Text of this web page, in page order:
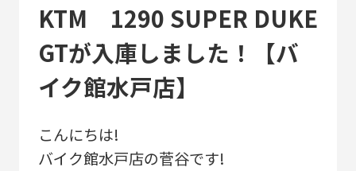
KTM 1290 SUPER DUKE
GTが入庫しました！【バ
イク館水戸店】
こんにちは!
バイク館水戸店の菅谷です!